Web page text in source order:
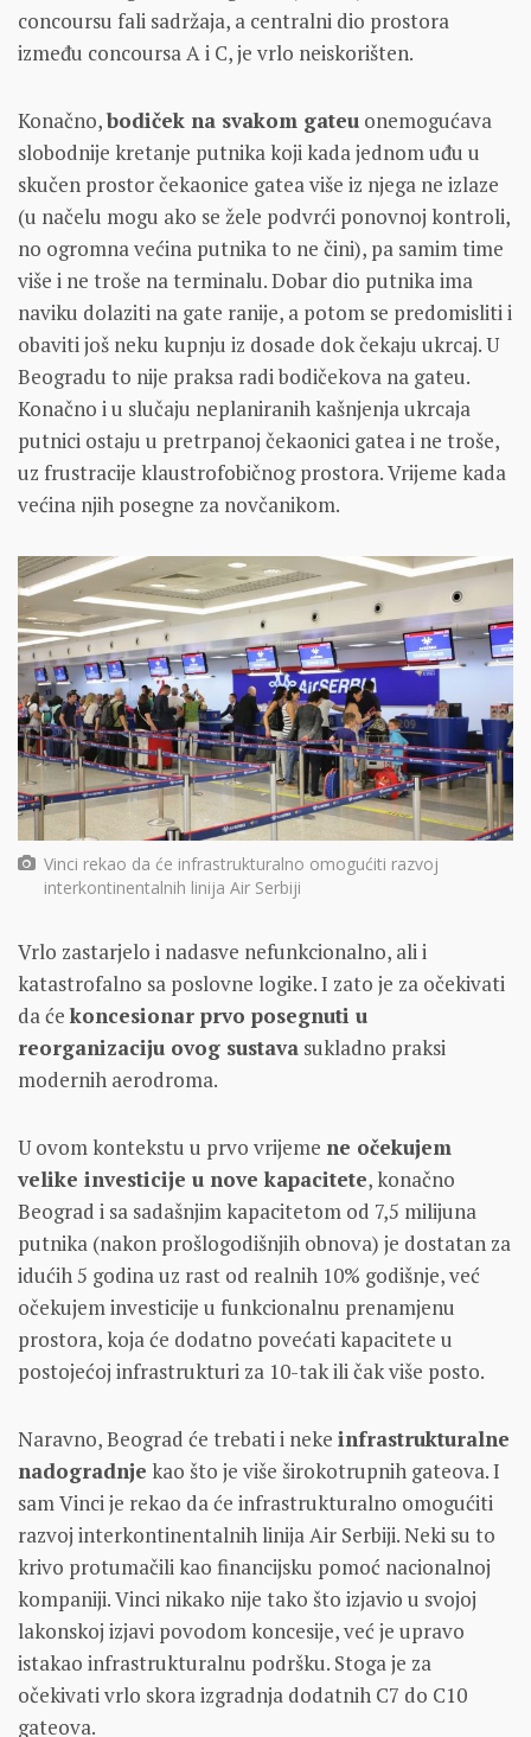
concoursu fali sadržaja, a centralni dio prostora
između concoursa A i C, je vrlo neiskorišten.
Konačno,bodiček na svakom gateu onemogućava
slobodnije kretanje putnika koji kada jednom uđu u
skučen prostor čekaonice gatea više iz njega ne izlaze
(u načelu mogu ako se žele podvrći ponovnoj kontroli,
no ogromna većina putnika to ne čini), pa samim time
više i ne troše na terminalu. Dobar dio putnika ima
naviku dolaziti na gate ranije, a potom se predomisliti i
obaviti još neku kupnju iz dosade dok čekaju ukrcaj. U
Beogradu to nije praksa radi bodičekova na gateu.
Konačno i u slučaju neplaniranih kašnjenja ukrcaja
putnici ostaju u pretrpanoj čekaonici gatea i ne troše,
uz frustracije klaustrofobičnog prostora. Vrijeme kada
većina njih posegne za novčanikom.
Vinci rekao da će infrastrukturalno omogućiti razvoj
interkontinentalnih linija Air Serbiji
Vrlo zastarjelo i nadasve nefunkcionalno, ali i
katastrofalno sa poslovne logike. I zato je za očekivati
da će koncesionar prvo posegnuti u
reorganizaciju ovog sustava sukladno praksi
modernih aerodroma.
U ovom kontekstu u prvo vrijeme ne očekujem
velike investicije u nove kapacitete, konačno
Beograd i sa sadašnjim kapacitetom od 7,5 milijuna
putnika (nakon prošlogodišnjih obnova) je dostatan za
idućih 5 godina uz rast od realnih 10% godišnje, već
očekujem investicije u funkcionalnu prenamjenu
prostora, koja će dodatno povećati kapacitete u
postojećoj infrastrukturi za 10-tak ili čak više posto.
Naravno, Beograd će trebati i neke infrastrukturalne
nadogradnje kao što je više širokotrupnih gateova. I
sam Vinci je rekao da će infrastrukturalno omogućiti
razvoj interkontinentalnih linija Air Serbiji. Neki su to
krivo protumačili kao financijsku pomoć nacionalnoj
kompaniji. Vinci nikako nije tako što izjavio u svojoj
lakonskoj izjavi povodom koncesije, već je upravo
istakao infrastrukturalnu podršku. Stoga je za
očekivati vrlo skora izgradnja dodatnih C7 do C10
gateova.